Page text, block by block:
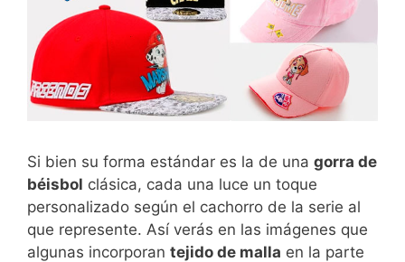
Si bien su forma estándar es la de una gorra de
béisbol clásica, cada una luce un toque
personalizado según el cachorro de la serie al
que represente. Así verás en las imágenes que
algunas incorporan tejido de malla en la parte